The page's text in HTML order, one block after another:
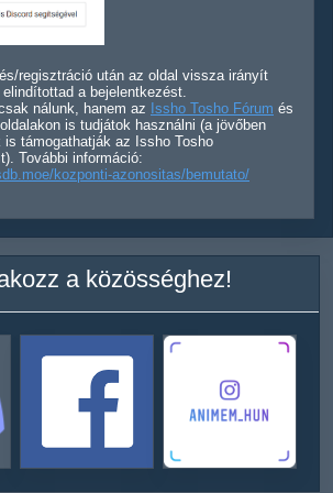
regisztráció után az oldal vissza irányít
a bejelentkezést.
nálunk, hanem az Issho Tosho Fórum és
oldalakon is tudjátok használni (a jövőben
is támogathatják az Issho Tosho
További információ:
kozponti-azonositas/bemutato/
a közösséghez!